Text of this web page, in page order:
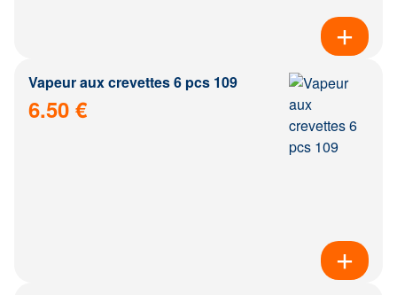
Vapeur aux crevettes 6 pcs 109
6.50 €